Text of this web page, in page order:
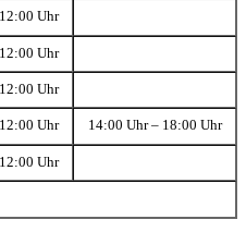
Uhr
Uhr
Uhr
Uhr 14:00 Uhr – 18:00 Uhr
Uhr